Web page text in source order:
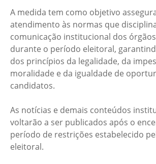
A medida tem como objetivo
atendimento às normas que
comunicação institucional dos
durante o período eleitoral,
dos princípios da legalidade, da
moralidade e da igualdade de
candidatos.
As notícias e demais conteúdos
voltarão a ser publicados após o
período de restrições estabelecido
eleitoral.